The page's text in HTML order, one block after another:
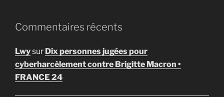
Commentaires récents
Lwysur Dix personnes jugées pour
cyberharcèlement contre Brigitte Macron •
FRANCE 24